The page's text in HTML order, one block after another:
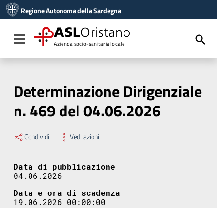
Vai al menu di navigazione
Vai al footer
Regione Autonoma della Sardegna
Toggle navigation
ASLOristano
Azienda socio-sanitaria locale
Determinazione Dirigenziale
n. 469 del 04.06.2026
Condividi Vedi azioni
Data di pubblicazione
04.06.2026
Data e ora di scadenza
19.06.2026 00:00:00